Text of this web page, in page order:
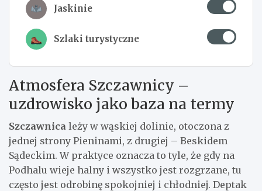
Jaskinie
Szlaki turystyczne
Atmosfera Szczawnicy –
uzdrowisko jako baza na termy
Szczawnica leży w wąskiej dolinie, otoczona z
jednej strony Pieninami, z drugiej – Beskidem
Sądeckim. W praktyce oznacza to tyle, że gdy na
Podhalu wieje halny i wszystko jest rozgrzane, tu
często jest odrobinę spokojniej i chłodniej. Deptak